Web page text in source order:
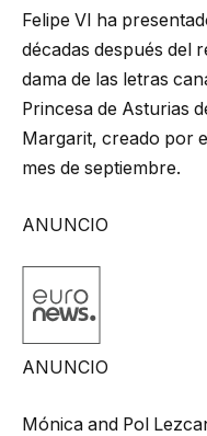
Felipe VI ha
décadas después del
dama de las letras
Princesa de Asturias
Margarit, creado por
mes de septiembre.
ANUNCIO
ANUNCIO
Mónica and Pol